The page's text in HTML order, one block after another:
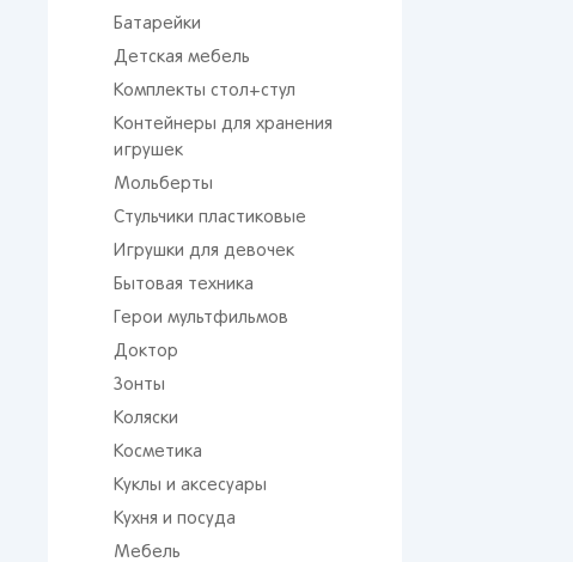
Батарейки
Детская мебель
Комплекты стол+стул
Контейнеры для хранения
игрушек
Мольберты
Стульчики пластиковые
Игрушки для девочек
Бытовая техника
Герои мультфильмов
Доктор
Зонты
Коляски
Косметика
Куклы и аксесуары
Кухня и посуда
Мебель